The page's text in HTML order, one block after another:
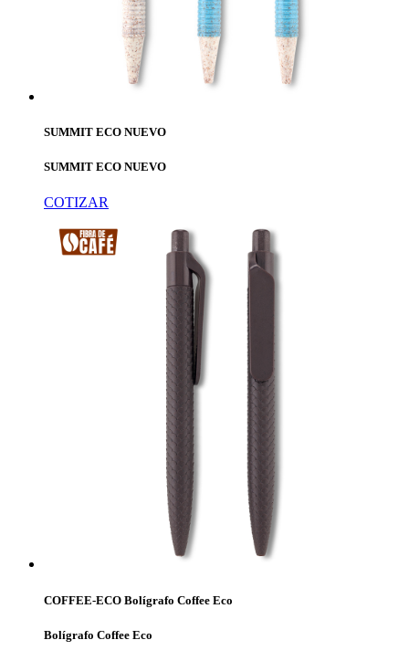
SUMMIT ECO NUEVO
SUMMIT ECO NUEVO
COTIZAR
COFFEE-ECO Bolígrafo Coffee Eco
Bolígrafo Coffee Eco